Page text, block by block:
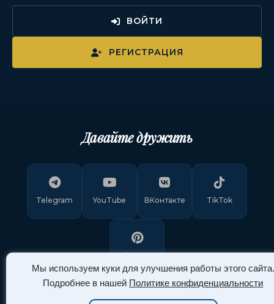
Мы используем куки для улучшения работы этого сайта.
Подробнее в нашей Политике конфиденциальности
ВОЙТИ
РЕГИСТРАЦИЯ
Давайте дружить
Telegram YouTube ВКонтакте TikTok
Pinterest